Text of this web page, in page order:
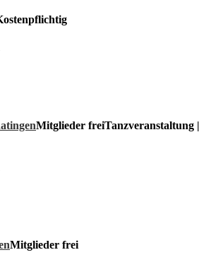
Mitglieder freiTanzveranstaltung |
Mitglieder frei